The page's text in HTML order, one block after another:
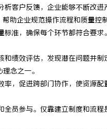
客户反馈，企业能够不断改进
助企业规范操作流程和质量控制
准，确保每个环节都符合要
绩效评估，发现潜在问题并制
念之一。
，促进跨部门协作，使资源
员参与。仅靠建立制度和流